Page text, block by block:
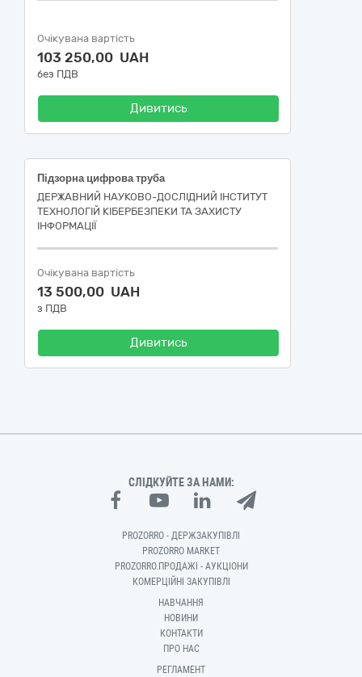
Очікувана вартість
103 250,00 UAH
без ПДВ
Дивитись
Підзорна цифрова труба
ДЕРЖАВНИЙ НАУКОВО-ДОСЛІДНИЙ ІНСТИТУТ
ТЕХНОЛОГІЙ КІБЕРБЕЗПЕКИ ТА ЗАХИСТУ
ІНФОРМАЦІЇ
Очікувана вартість
13 500,00 UAH
з ПДВ
Дивитись
СЛІДКУЙТЕ ЗА НАМИ:
PROZORRO - ДЕРЖЗАКУПІВЛІ
PROZORRO MARKET
PROZORRO.ПРОДАЖІ - АУКЦІОНИ
КОМЕРЦІЙНІ ЗАКУПІВЛІ
НАВЧАННЯ
НОВИНИ
КОНТАКТИ
ПРО НАС
РЕГЛАМЕНТ